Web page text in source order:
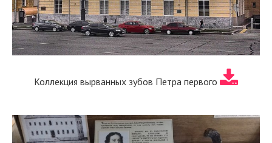
Коллекция вырванных зубов Петра первого